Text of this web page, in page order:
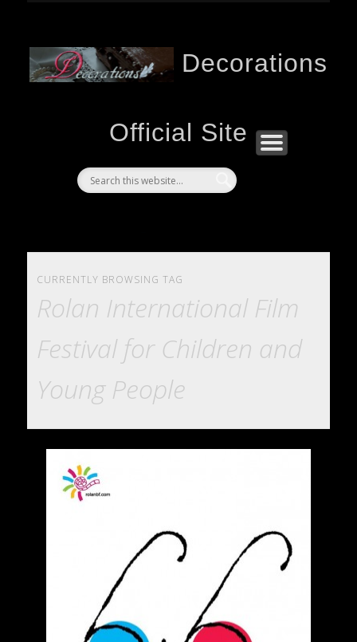
Decorations
Official Site
CURRENTLY BROWSING TAG
Rolan International Film
Festival for Children and
Young People